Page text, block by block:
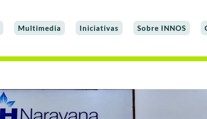
Multimedia Iniciativas Sobre INNOS